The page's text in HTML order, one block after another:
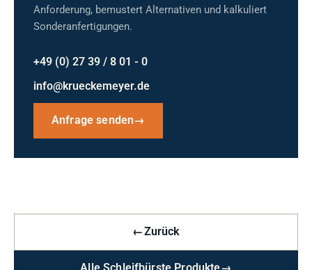
Anforderung, bemustert Alternativen und kalkuliert
Sonderanfertigungen.
+49 (0) 27 39 / 8 01 - 0
info@krueckemeyer.de
Anfrage senden→
←Zurück